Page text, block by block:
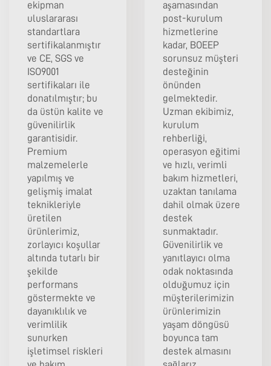
ekipman
uluslararası
standartlara
sertifikalanmıştır
ve CE, SGS ve
ISO9001
sertifikaları ile
donatılmıştır; bu
da üstün kalite ve
güvenilirlik
garantisidir.
Premium
malzemelerle
yapılmış ve
gelişmiş imalat
teknikleriyle
üretilen
ürünlerimiz,
zorlayıcı koşullar
altında tutarlı bir
şekilde
performans
göstermekte ve
dayanıklılık ve
verimlilik
sunurken
işletimsel riskleri
aşamasından
post-kurulum
hizmetlerine
kadar, BOEEP
sorunsuz müşteri
desteğinin
önünden
gelmektedir.
Uzman ekibimiz,
kurulum
rehberliği,
operasyon eğitimi
ve hızlı, verimli
bakım hizmetleri,
uzaktan tanılama
dahil olmak üzere
destek
sunmaktadır.
Güvenilirlik ve
yanıtlayıcı olma
odak noktasında
olduğumuz için
müşterilerimizin
ürünlerimizin
yaşam döngüsü
boyunca tam
destek almasını